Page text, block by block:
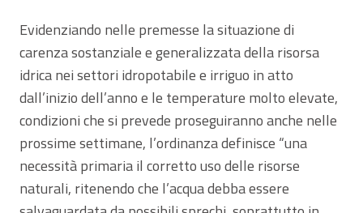
Evidenziando nelle premesse la situazione di
carenza sostanziale e generalizzata della risorsa
idrica nei settori idropotabile e irriguo in atto
dall’inizio dell’anno e le temperature molto elevate,
condizioni che si prevede proseguiranno anche nelle
prossime settimane, l’ordinanza definisce “una
necessità primaria il corretto uso delle risorse
naturali, ritenendo che l’acqua debba essere